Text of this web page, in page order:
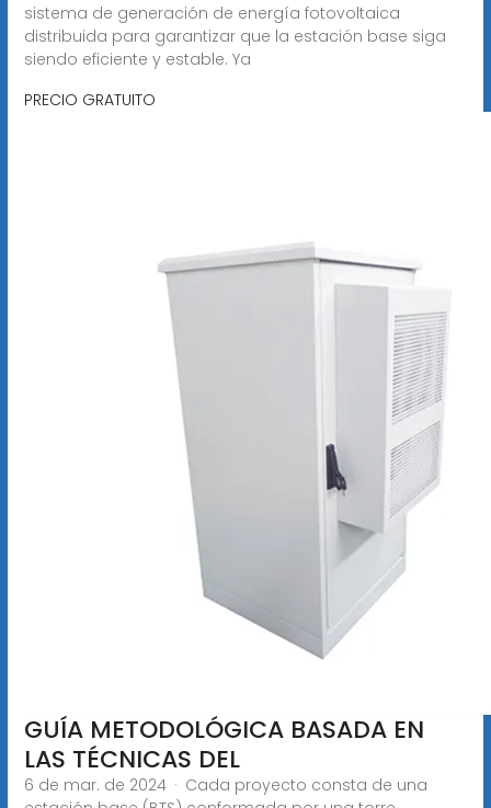
sistema de generación de energía fotovoltaica
distribuida para garantizar que la estación base siga
siendo eficiente y estable. Ya
PRECIO GRATUITO
GUÍA METODOLÓGICA BASADA EN
LAS TÉCNICAS DEL
6 de mar. de 2024 · Cada proyecto consta de una